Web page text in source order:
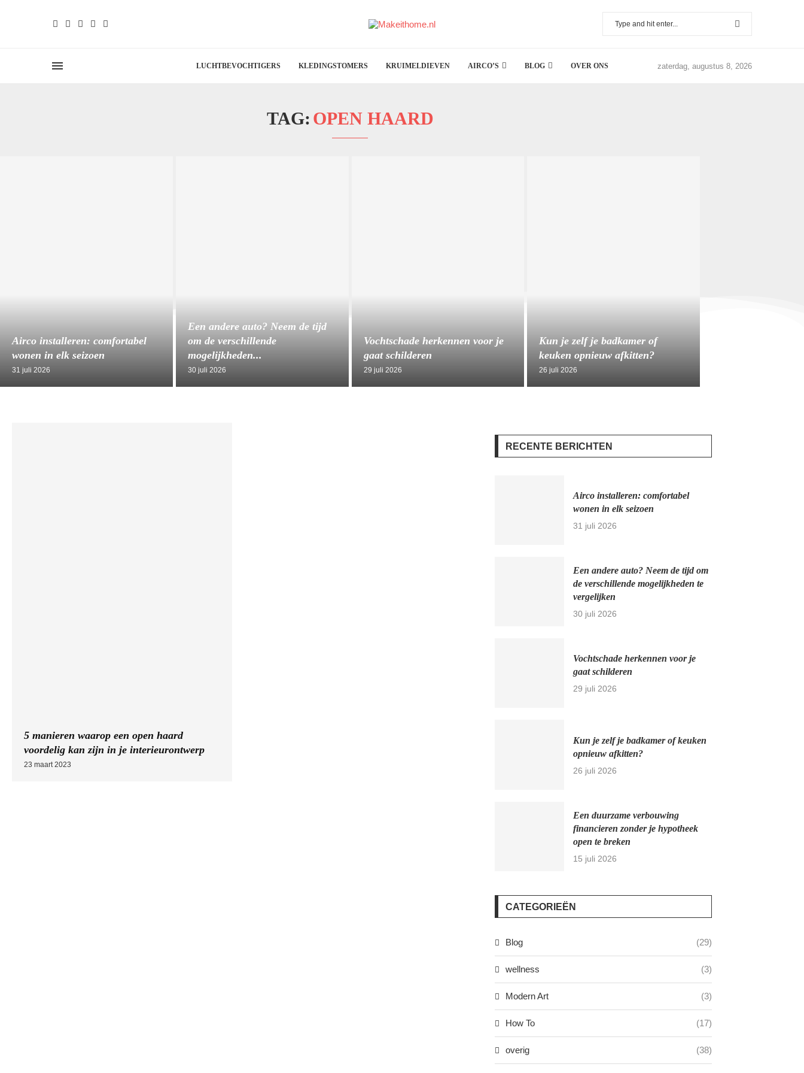
LUCHTBEVOCHTIGERS KLEDINGSTOMERS KRUIMELDIEVEN AIRCO’S BLOG OVER ONS zaterdag, augustus 8, 2026
TAG: OPEN HAARD
Airco installeren: comfortabel
wonen in elk seizoen
31 juli 2026
Een andere auto? Neem de tijd
om de verschillende
mogelijkheden...
30 juli 2026
Vochtschade herkennen voor je
gaat schilderen
29 juli 2026
Kun je zelf je badkamer of
keuken opnieuw afkitten?
26 juli 2026
5 manieren waarop een open haard
voordelig kan zijn in je interieurontwerp
23 maart 2023
RECENTE BERICHTEN
Airco installeren: comfortabel
wonen in elk seizoen
31 juli 2026
Een andere auto? Neem de tijd om
de verschillende mogelijkheden te
vergelijken
30 juli 2026
Vochtschade herkennen voor je
gaat schilderen
29 juli 2026
Kun je zelf je badkamer of keuken
opnieuw afkitten?
26 juli 2026
Een duurzame verbouwing
financieren zonder je hypotheek
open te breken
15 juli 2026
CATEGORIEËN
Blog (29)
wellness (3)
Modern Art (3)
How To (17)
overig (38)